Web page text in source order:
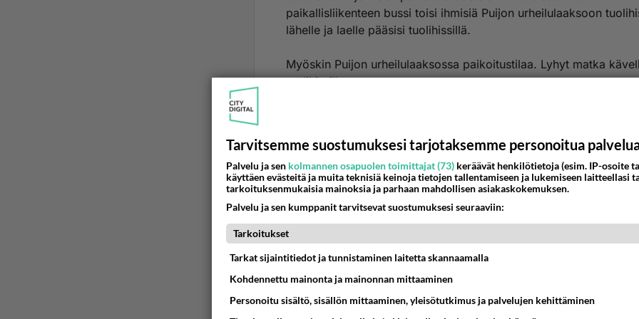
paikallisliikenteen bussi toisi ihmisiä Puijon urheilulaaksoon
lähelle ja laelle pääsisi tuolihissillä.
Myöskin Puijon urheilulaaksossa paikoitustilaa. Lyhyt matka
tuolihissille.
Anonyymi
Puijolla on jo luolasto.
Luolasto on oikeastaan pitkä käytävä, jonka varrelle on
isompaa ja pienempiä huoneita. Tilat louhittiin nykyisen Puijon
Puijon rinteessä.
Luolasto oli alkujaan puhelinliikenteen telelaitesuoja. Peruskallion
Tarvitsemme suostumuksesi tarjotaksemme personoitua
Palvelu ja sen kolmannen osapuolen toimittajat (73) keräävät henkilötietoja (esim. IP-osoite
käyttäen evästeitä ja muita teknisiä keinoja tietojen tallentamiseen ja lukemiseen laitteellasi
tarkoituksenmukaisia mainoksia ja parhaan mahdollisen asiakaskokemuksen.
Palvelu ja sen kumppanit tarvitsevat suostumuksesi seuraaviin:
Tarkoitukset
Tarkat sijaintitiedot ja tunnistaminen laitetta skannaamalla
Kohdennettu mainonta ja mainonnan mittaaminen
Personoitu sisältö, sisällön mittaaminen, yleisötutkimus ja palvelujen kehittäminen